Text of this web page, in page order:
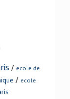
/ ecole de
/ ecole